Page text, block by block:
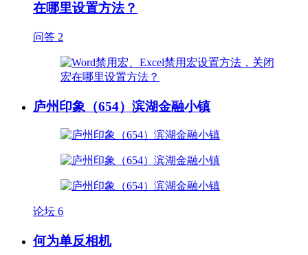
在哪里设置方法？
问答 2
庐州印象（654）滨湖金融小镇
论坛 6
何为单反相机